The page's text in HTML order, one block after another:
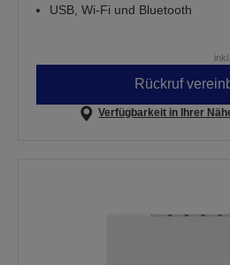
USB, Wi-Fi und Bluetooth
Rückruf
Verfügbarkeit in Ihrer